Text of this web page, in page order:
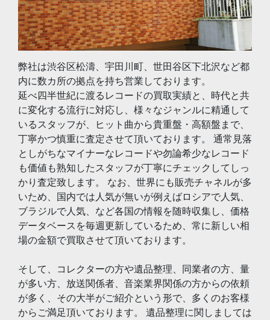
弊社は渋谷区松濤、宇田川町、世田谷区下北沢など都
内に数カ所の拠点を持ち営業しております。
延べ四半世紀に渡るレコードの買取実績と、時代と共
に変化する流行に対応し、様々なジャンルに精通して
いるスタッフが、ヒット曲から貴重盤・高額盤まで、
丁寧かつ慎重に査定させて頂いております。 通常見落
としがちなマイナーなレコードや勿論希少なレコード
も価値も熟知したスタッフが丁寧にチェックしてしっ
かり査定致します。 なお、世界にも販売チャネルが多
いため、国内では人気が無いが例えばロシアで人気、
ブラジルで人気、など各国の情報を随時収集し、価格
データベースを毎週更新しているため、常に新しい相
場の金額で買取させて頂いております。
そして、コレクターの方や遺品整理、同業者の方、量
が多い方、放送関係者、音楽業界関係の方からの依頼
が多く、その大半がご紹介という形で、多くのお客様
からご満足頂いております。 遺品整理に関しましては